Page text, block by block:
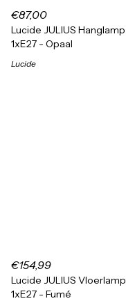
€87,00
Lucide JULIUS Hanglamp
1xE27 - Opaal
Lucide
€154,99
Lucide JULIUS Vloerlamp
1xE27 - Fumé